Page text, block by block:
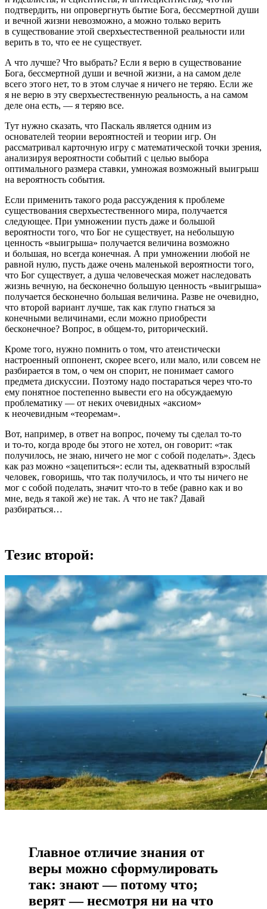
подтвердить, ни опровергнуть бытие Бога, бессмертной души
и вечной жизни невозможно, а можно только верить
в существование этой сверхъестественной реальности или
верить в то, что ее не существует.
А что лучше? Что выбрать? Если я верю в существование
Бога, бессмертной души и вечной жизни, а на самом деле
всего этого нет, то в этом случае я ничего не теряю. Если же
я не верю в эту сверхъестественную реальность, а на самом
деле она есть, — я теряю все.
Тут нужно сказать, что Паскаль является одним из
основателей теории вероятностей и теории игр. Он
рассматривал карточную игру с математической точки зрения,
анализируя вероятности событий с целью выбора
оптимального размера ставки, умножая возможный выигрыш
на вероятность события.
Если применить такого рода рассуждения к проблеме
существования сверхъестественного мира, получается
следующее. При умножении пусть даже и большой
вероятности того, что Бог не существует, на небольшую
ценность «выигрыша» получается величина возможно
и большая, но всегда конечная. А при умножении любой не
равной нулю, пусть даже очень маленькой вероятности того,
что Бог существует, а душа человеческая может наследовать
жизнь вечную, на бесконечно большую ценность «выигрыша»
получается бесконечно большая величина. Разве не очевидно,
что второй вариант лучше, так как глупо гнаться за
конечными величинами, если можно приобрести
бесконечное? Вопрос, в общем-то, риторический.
Кроме того, нужно помнить о том, что атеистически
настроенный оппонент, скорее всего, или мало, или совсем не
разбирается в том, о чем он спорит, не понимает самого
предмета дискуссии. Поэтому надо постараться через что-то
ему понятное постепенно вывести его на обсуждаемую
проблематику — от неких очевидных «аксиом»
к неочевидным «теоремам».
Вот, например, в ответ на вопрос, почему ты сделал то-то
и то-то, когда вроде бы этого не хотел, он говорит: «так
получилось, не знаю, ничего не мог с собой поделать». Здесь
как раз можно «зацепиться»: если ты, адекватный взрослый
человек, говоришь, что так получилось, и что ты ничего не
мог с собой поделать, значит что-то в тебе (равно как и во
мне, ведь я такой же) не так. А что не так? Давай
разбираться…
Тезис второй:
Главное отличие знания от
веры можно сформулировать
так: знают — потому что;
верят — несмотря ни на что